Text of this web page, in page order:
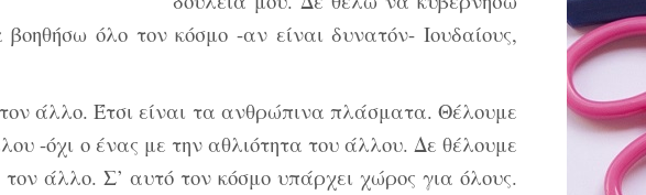
ταινία
Τσάρλι
Τσάπλιν
Μεγάλος
όλο τον κόσμο -αν είναι δυνατόν- Ιουδαίους,
άλλο. Έτσι είναι τα ανθρώπινα πλάσματα. Θέλουμε
-όχι ο ένας με την αθλιότητα του άλλου. Δε θέλουμε
άλλο. Σ’ αυτό τον κόσμο υπάρχει χώρος για όλους.